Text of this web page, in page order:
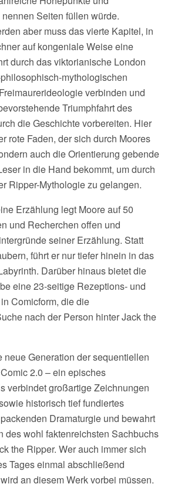
Seiten füllen würde.
aber muss das vierte Kapitel, in
auf kongeniale Weise eine
durch das viktorianische London
mythologischen
verbinden und
Triumphfahrt des
die Geschichte vorbereiten. Hier
rote Faden, der sich durch Moores
auch die Orientierung gebende
in die Hand bekommt, um durch
Ripper-Mythologie zu gelangen.
Erzählung legt Moore auf 50
und Recherchen offen und
seiner Erzählung. Statt
führt er nur tiefer hinein in das
Darüber hinaus bietet die
eine 23-seitige Rezeptions- und
Comicform, die die
nach der Person hinter Jack the
neue Generation der sequentiellen
2.0 – ein episches
verbindet großartige Zeichnungen
historisch tief fundiertes
Dramaturgie und bewahrt
des wohl faktenreichsten Sachbuchs
the Ripper. Wer auch immer sich
Tages einmal abschließend
an diesem Werk vorbei müssen.